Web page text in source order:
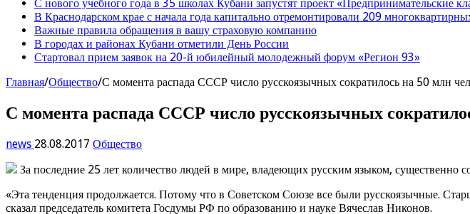
С нового учебного года в 35 школах Кубани запустят проект «Предпринимательские
В Краснодарском крае с начала года капитально отремонтировали 209
Важные правила обращения в вашу страховую компанию
В городах и районах Кубани отметили День России
Стартовал прием заявок на 20-й юбилейный молодежный форум «Регион 93»
Главная/Общество/С момента распада СССР число русскоязычных сократилось на 50 млн
С момента распада СССР число русскоязычных
news 28.08.2017 Общество
За последние 25 лет количество людей в мире, владеющих русским языком, существенно
«Эта тенденция продолжается. Потому что в Советском Союзе все были русскоязычные.
сказал председатель комитета Госдумы РФ по образованию и науке Вячеслав Никонов.